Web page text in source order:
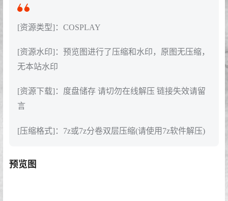
[资源类型]：COSPLAY
[资源水印]：预览图进行了压缩和水印，原图无压缩，
无本站水印
[资源下载]：度盘储存 请切勿在线解压 链接失效请留
言
[压缩格式]：7z或7z分卷双层压缩(请使用7z软件解压)
预览图